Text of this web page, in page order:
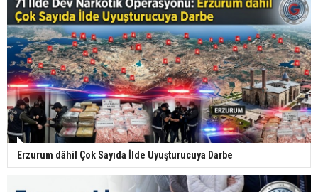
Erzurum dâhil Çok Sayıda İlde Uyuşturucuya Darbe